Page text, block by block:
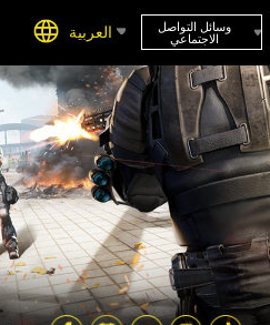
العربية وسائل التواصل
الاجتماعي